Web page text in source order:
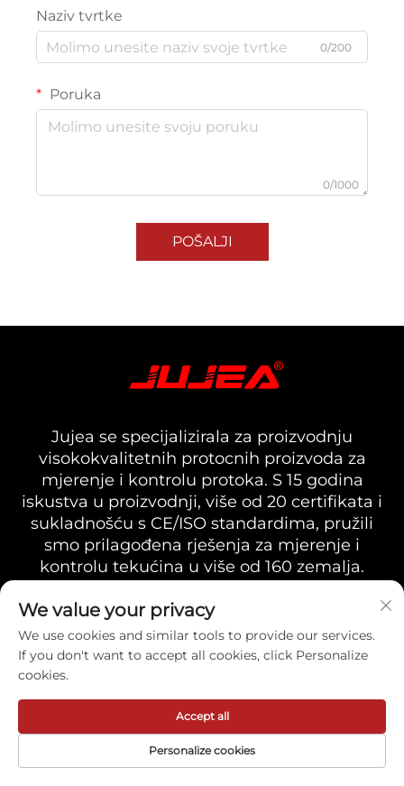
Naziv tvrtke
0/200
Poruka
0/1000
POŠALJI
Jujea se specijalizirala za proizvodnju
visokokvalitetnih protocnih proizvoda za
mjerenje i kontrolu protoka. S 15 godina
iskustva u proizvodnji, više od 20 certifikata i
sukladnošću s CE/ISO standardima, pružili
smo prilagođena rješenja za mjerenje i
kontrolu tekućina u više od 160 zemalja.
KONTAKTIRAJTE NAS
Adresa:
Wuhu, Anhui, Kina
Nazovite sada:
We value your privacy
We use cookies and similar tools to provide our services.
If you don't want to accept all cookies, click Personalize
cookies.
Personalize cookies
Accept all